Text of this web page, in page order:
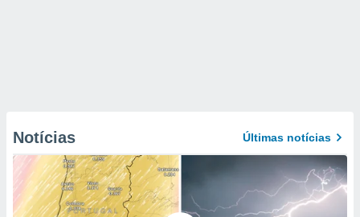
Notícias Últimas notícias